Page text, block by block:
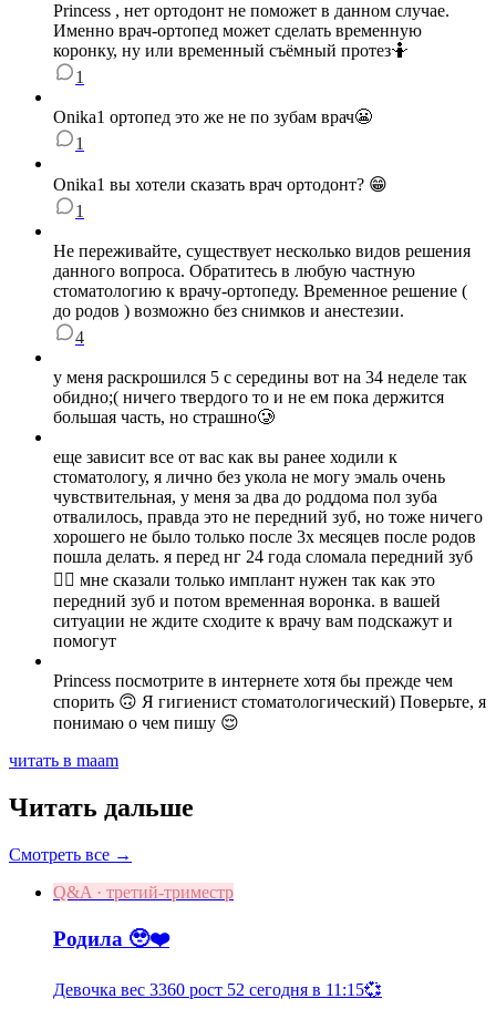
Princess , нет ортодонт не поможет в данном случае.
Именно врач-ортопед может сделать временную
коронку, ну или временный съёмный протез🤷
1
Onika1 ортопед это же не по зубам врач😬
1
Onika1 вы хотели сказать врач ортодонт? 😁
1
Не переживайте, существует несколько видов решения
данного вопроса. Обратитесь в любую частную
стоматологию к врачу-ортопеду. Временное решение (
до родов ) возможно без снимков и анестезии.
4
у меня раскрошился 5 с середины вот на 34 неделе так
обидно;( ничего твердого то и не ем пока держится
большая часть, но страшно🥲
еще зависит все от вас как вы ранее ходили к
стоматологу, я лично без укола не могу эмаль очень
чувствительная, у меня за два до роддома пол зуба
отвалилось, правда это не передний зуб, но тоже ничего
хорошего не было только после 3х месяцев после родов
пошла делать. я перед нг 24 года сломала передний зуб
🤦‍♀️ мне сказали только имплант нужен так как это
передний зуб и потом временная воронка. в вашей
ситуации не ждите сходите к врачу вам подскажут и
помогут
Princess посмотрите в интернете хотя бы прежде чем
спорить 🙃 Я гигиенист стоматологический) Поверьте, я
понимаю о чем пишу 😌
читать в maam
Читать дальше
Смотреть все →
Q&A · третий-триместр
Родила 🥹❤️
Девочка вес 3360 рост 52 сегодня в 11:15💞